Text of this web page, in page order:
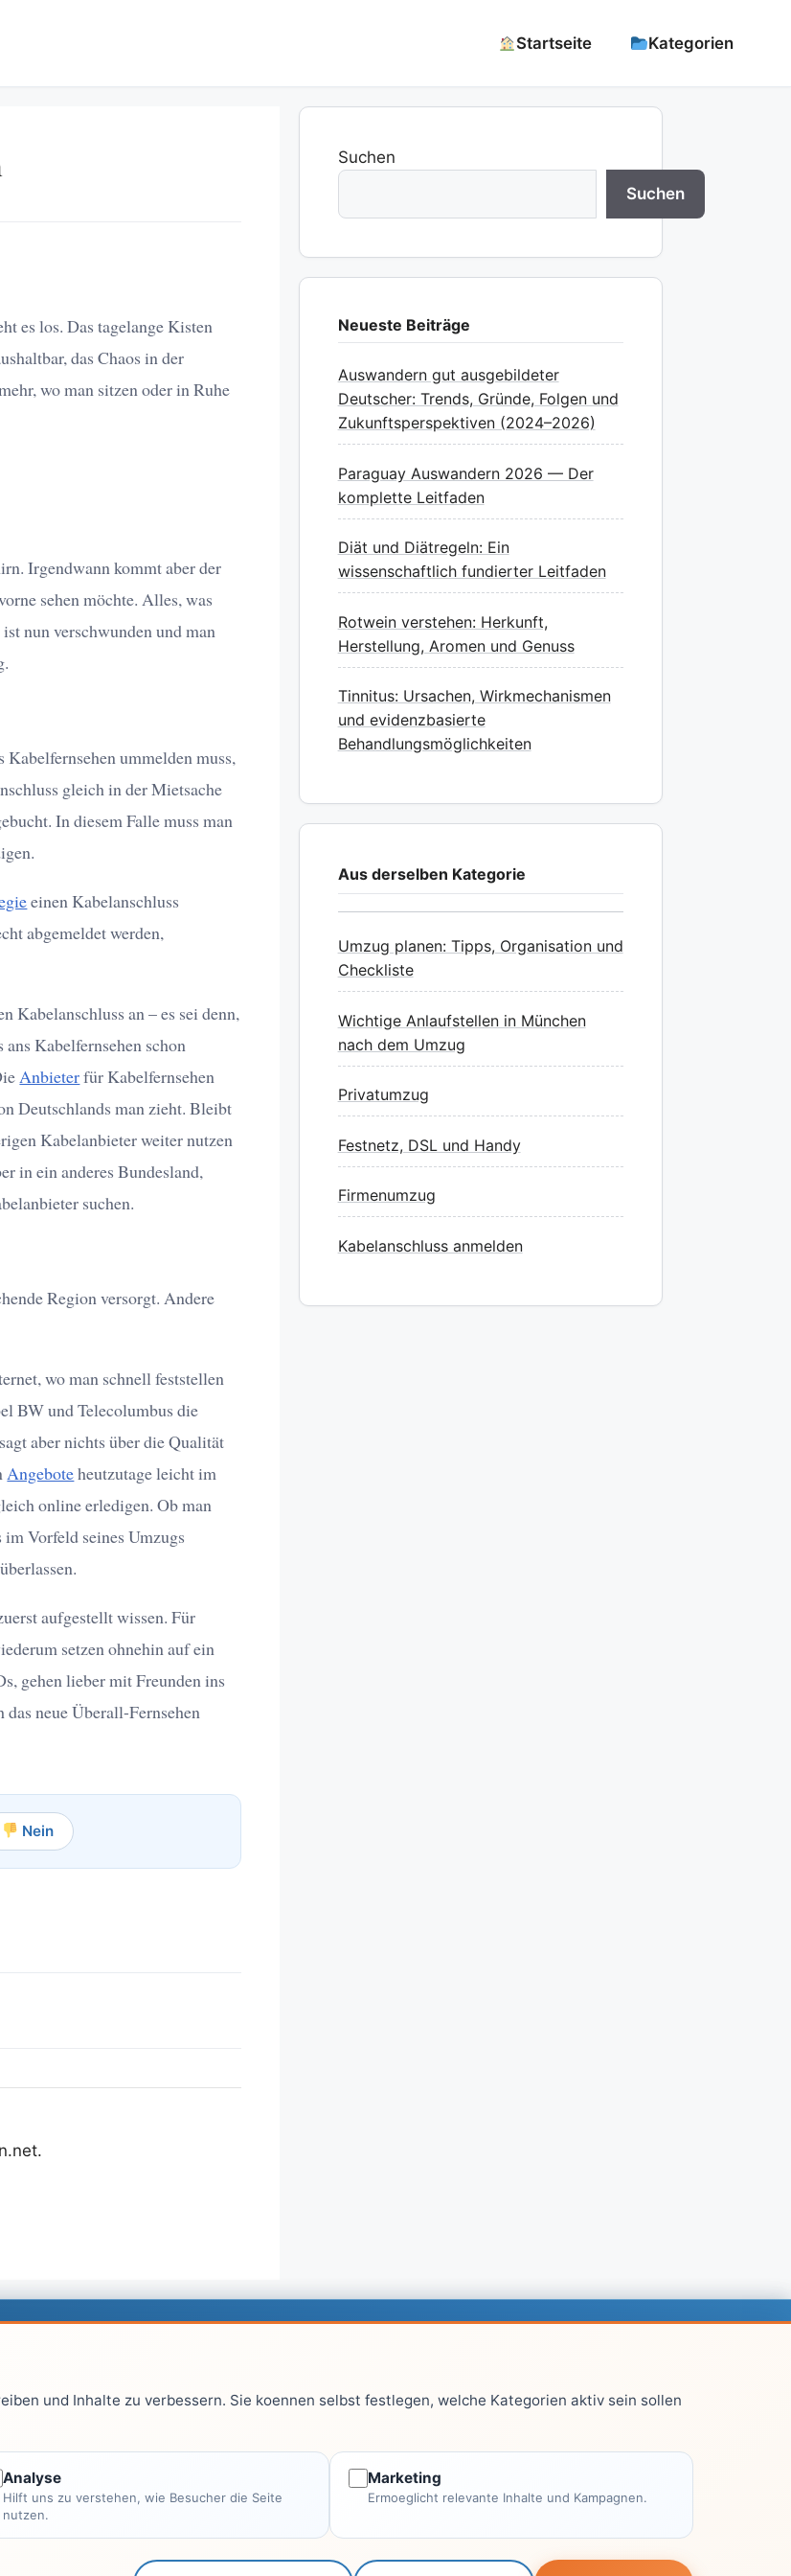
Startseite Kategorien
es los. Das tagelange Kisten
das Chaos in der
wo man sitzen oder in Ruhe
Irgendwann kommt aber der
sehen möchte. Alles, was
nun verschwunden und man
Kabelfernsehen ummelden muss,
gleich in der Mietsache
In diesem Falle muss man
einen Kabelanschluss
abgemeldet werden,
Kabelanschluss an – es sei denn,
Kabelfernsehen schon
Anbieterfür Kabelfernsehen
Deutschlands man zieht. Bleibt
Kabelanbieter weiter nutzen
in ein anderes Bundesland,
suchen.
Region versorgt. Andere
wo man schnell feststellen
BW und Telecolumbus die
aber nichts über die Qualität
Angeboteheutzutage leicht im
online erledigen. Ob man
Vorfeld seines Umzugs
aufgestellt wissen. Für
setzen ohnehin auf ein
gehen lieber mit Freunden ins
neue Überall-Fernsehen
Nein
Suchen
Suchen
Neueste Beiträge
Auswandern gut ausgebildeter
Deutscher: Trends, Gründe, Folgen und
Zukunftsperspektiven (2024–2026)
Paraguay Auswandern 2026 — Der
komplette Leitfaden
Diät und Diätregeln: Ein
wissenschaftlich fundierter Leitfaden
Rotwein verstehen: Herkunft,
Herstellung, Aromen und Genuss
Tinnitus: Ursachen, Wirkmechanismen
und evidenzbasierte
Behandlungsmöglichkeiten
Aus derselben Kategorie
Umzug planen: Tipps, Organisation und
Checkliste
Wichtige Anlaufstellen in München
nach dem Umzug
Privatumzug
Festnetz, DSL und Handy
Firmenumzug
Kabelanschluss anmelden
Computer & EDV
Wissen & Lernen
Finanzen
Impressum
Kontakt
Autoren
Leitfaden-Konzept
und Inhalte zu verbessern. Sie koennen selbst festlegen, welche Kategorien aktiv sein sollen
Analyse
Hilft uns zu verstehen, wie Besucher die Seite
nutzen.
Marketing
Ermoeglicht relevante Inhalte und Kampagnen.